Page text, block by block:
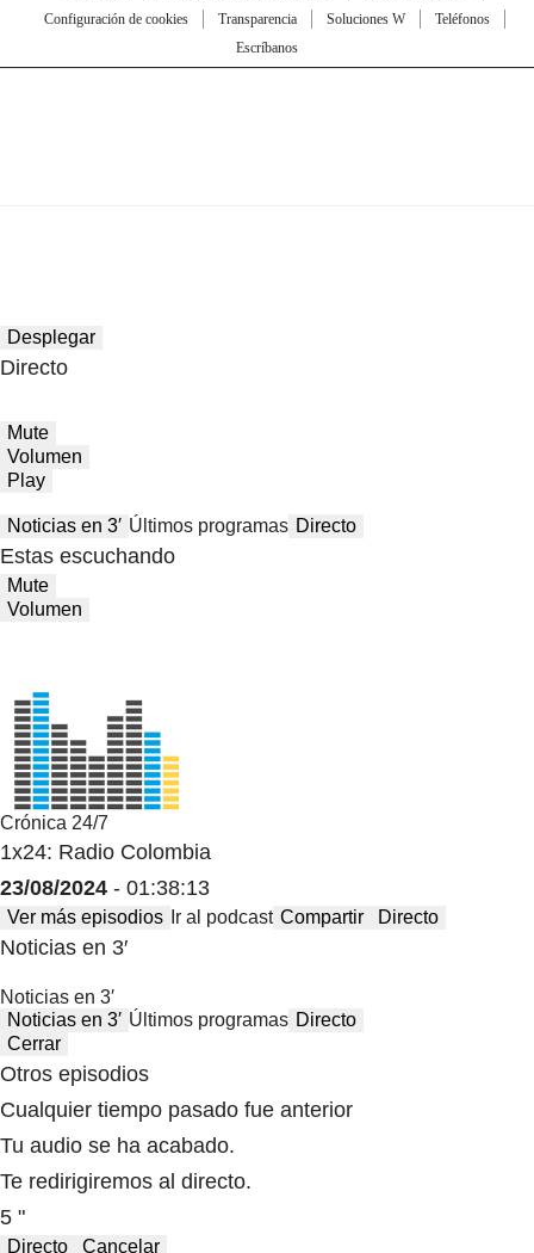
Configuración de cookies
Transparencia Soluciones W
Teléfonos
Escríbanos
Desplegar
Directo
Mute
Volumen
Play
Noticias en 3′ Últimos programas Directo
Estas escuchando
Mute
Volumen
Crónica 24/7
1x24: Radio Colombia
23/08/2024 - 01:38:13
Ver más episodios Ir al podcast Compartir Directo
Noticias en 3′
Noticias en 3′
Noticias en 3′ Últimos programas Directo
Cerrar
Otros episodios
Cualquier tiempo pasado fue anterior
Tu audio se ha acabado.
Te redirigiremos al directo.
5 "
Directo Cancelar